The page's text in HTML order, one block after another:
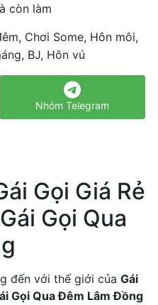
còn làm
Chơi Some, Hôn môi,
BJ, Hôn vú
Nhóm Telegram
Gọi Giá Rẻ
Gọi Qua
đến với thế giới của Gái
Gọi Qua Đêm Lâm Đồng